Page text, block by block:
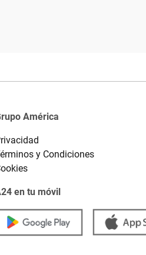
América
y Condiciones
en tu móvil